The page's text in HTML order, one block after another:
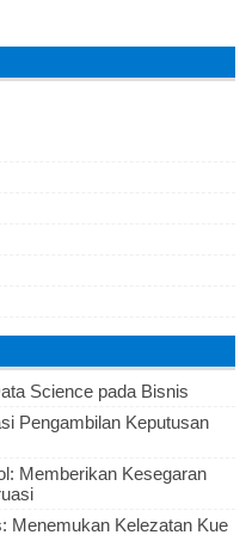
Science pada Bisnis
Pengambilan Keputusan
Memberikan Kesegaran
Menemukan Kelezatan Kue